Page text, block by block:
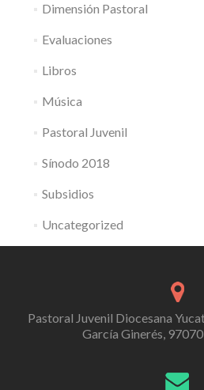
Dimensión Pastoral
Evaluaciones
Libros
Música
Pastoral Juvenil
Sínodo 2018
Subsidios
Uncategorized
Pastoral Juvenil Diocesana
García Ginerés,